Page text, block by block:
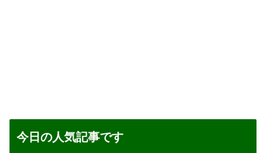
今日の人気記事です